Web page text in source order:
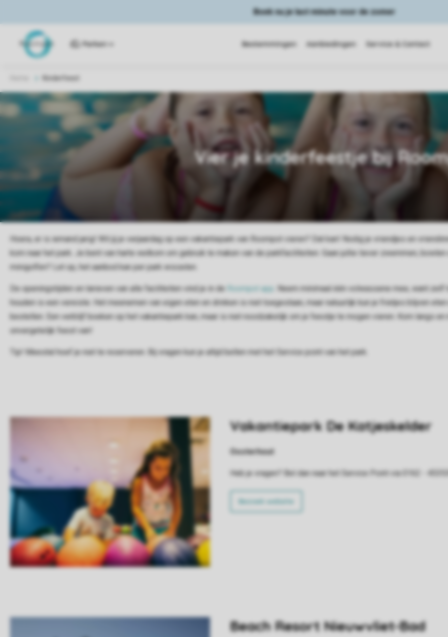
Boek nu je last minute voor de zomer
Parken Bestemmingen Aanbiedingen Service & Contact
Kinderfeest
Hoera, er is iemand jarig! Wil jij je verjaardag op een vakantiepark van Roompot vieren? Dat kan! Nodig je vriendjes en
kom naar het park. Je bent van harte welkom om gebruik te maken van de parkfaciliteiten. Gaan jullie liever zwemmen,
minigolfen?
Let op, het aanbod kan per park wisselen.
De openingstijden en tarieven van alle faciliteiten vind je in de Roompot app
. Neem minimaal één volwassene mee, want
houden is een vereiste. Het meenemen van eigen eten en drinken is niet toegestaan, maar natuurlijk kun je frietjes blijven
bestellen. Een verblijf boeken op het vakantiepark kan, maar is niet noodzakelijk om je feestje te mogen vieren. Kom langs en
onvergetelijk feest van!
Tip! Meestal hoef je niet te reserveren. Bij vragen kun je altijd bellen met het Service point van het park.
Vakantiepark De Katjeskelder
Oosterhout
Heb je vragen? Bel dan naar het Service Point via 0162 -
Bezoek website
Beach Resort Nieuwvliet-Bad